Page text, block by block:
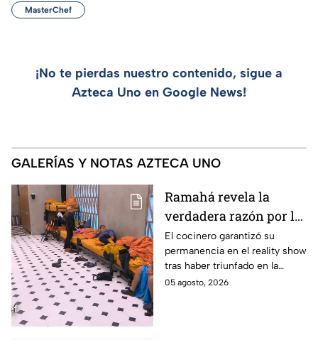
MasterChef
¡No te pierdas nuestro contenido, sigue a
Azteca Uno en Google News!
GALERÍAS Y NOTAS AZTECA UNO
Ramahá revela la
verdadera razón por la
que subió a Daniela al
balcón de MasterChef
24/7
El cocinero garantizó su
permanencia en el reality show
tras haber triunfado en la
pasada batalla por equipos
05 agosto, 2026